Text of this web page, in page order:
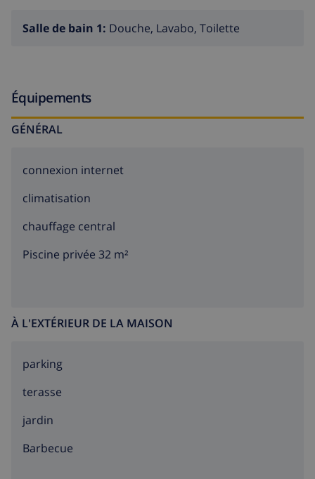
· Connexion Internet Wifi.
obligatoire.
· Frais d'énergie.
· Linge de lit, serviettes et torchons de cuisine inclus
· Numéro d'identification officiel de l'hébergement : VT-
Salle de bain 1: Douche, Lavabo, Toilette
Équipements
GÉNÉRAL
connexion internet
climatisation
chauffage central
Piscine privée 32 m²
À L'EXTÉRIEUR DE LA MAISON
parking
terasse
jardin
barbecue